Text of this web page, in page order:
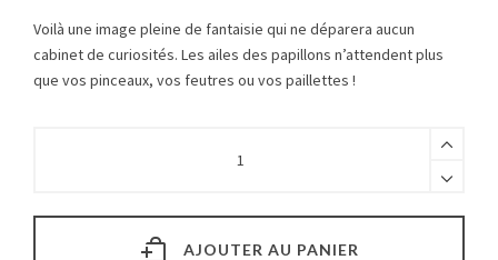
Voilà une image pleine de fantaisie qui ne déparera aucun
cabinet de curiosités. Les ailes des papillons n’attendent plus
que vos pinceaux, vos feutres ou vos paillettes !
AJOUTER AU PANIER